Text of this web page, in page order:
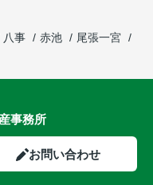
八事 赤池
尾張一宮
事務所
お問い合わせ